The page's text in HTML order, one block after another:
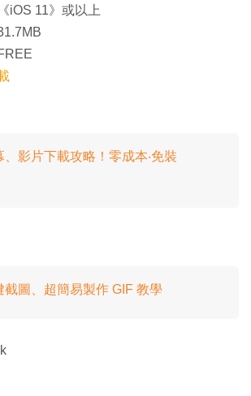
iOS 11》或以上
、影片下載攻略！零成本‧免裝
截圖、超簡易製作 GIF 教學